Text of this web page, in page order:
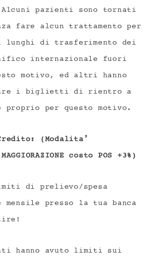
pazienti sono tornati
fare alcun trattamento per
lunghi di trasferimento dei
internazionale fuori
motivo, ed altri hanno
i biglietti di rientro a
proprio per questo motivo.
(Modalita’
costo POS +3%)
di prelievo/spesa
presso la tua banca
hanno avuto limiti sui